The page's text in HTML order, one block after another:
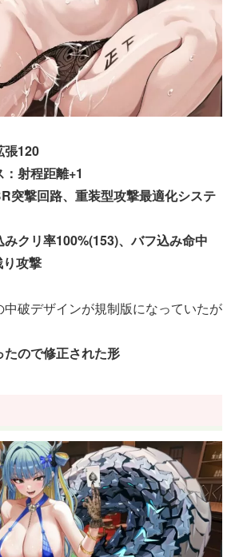
張120
射程距離+1
突撃回路、重装型攻撃最適化システ
クリ率100%(153)、バフ込み命中
攻撃
破デザインが規制版になっていたが
たので修正された形